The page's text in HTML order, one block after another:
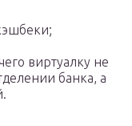
виртуалку не
банка, а